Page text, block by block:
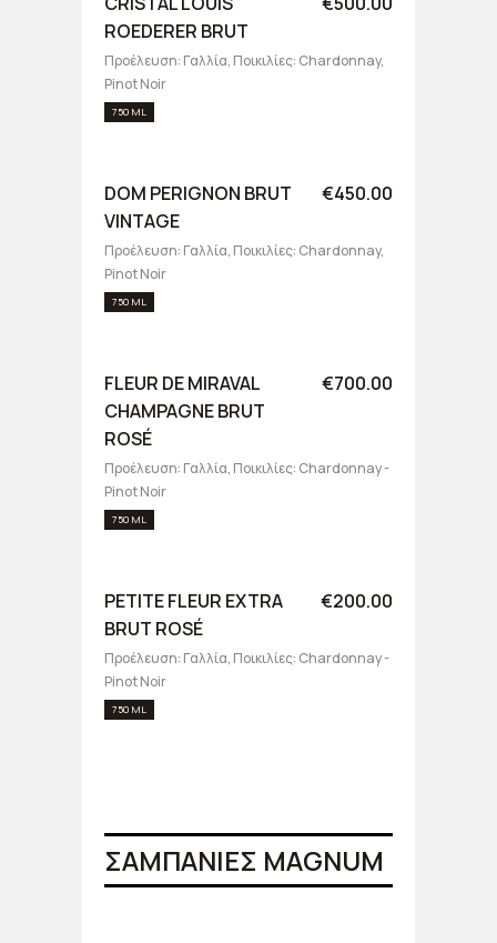
ROEDERER BRUT
Προέλευση: Γαλλία, Ποικιλίες: Chardonnay,
Pinot Noir
750 ML
DOM PERIGNON BRUT
VINTAGE
€450.00
Προέλευση: Γαλλία, Ποικιλίες: Chardonnay,
Pinot Noir
750 ML
FLEUR DE MIRAVAL
CHAMPAGNE BRUT
ROSÉ
€700.00
Προέλευση: Γαλλία, Ποικιλίες: Chardonnay -
Pinot Noir
750 ML
PETITE FLEUR EXTRA
BRUT ROSÉ
€200.00
Προέλευση: Γαλλία, Ποικιλίες: Chardonnay -
Pinot Noir
750 ML
ΣΑΜΠΑΝΙΕΣ MAGNUM